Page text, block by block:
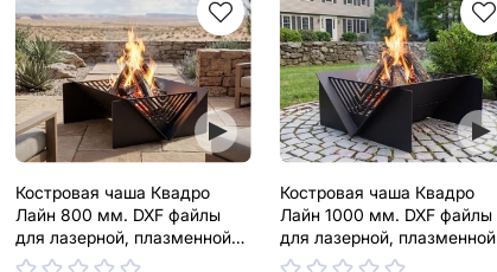
Костровая чаша Квадро
Лайн 800 мм. DXF файлы
для лазерной, плазменной
резки
Костровая чаша Квадро
Лайн 1000 мм. DXF файлы
для лазерной, плазменной
резки